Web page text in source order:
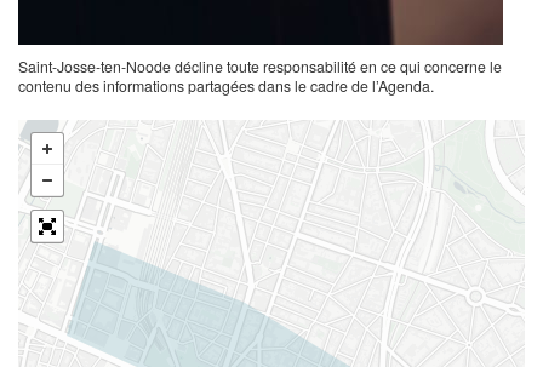
Saint-Josse-ten-Noode décline toute responsabilité en ce qui concerne le
contenu des informations partagées dans le cadre de l’Agenda.